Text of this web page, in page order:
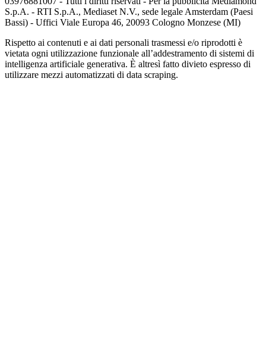
S.p.A. - RTI S.p.A., Mediaset N.V., sede legale Amsterdam (Paesi
Bassi) - Uffici Viale Europa 46, 20093 Cologno Monzese (MI)
Rispetto ai contenuti e ai dati personali trasmessi e/o riprodotti è
vietata ogni utilizzazione funzionale all’addestramento di sistemi di
intelligenza artificiale generativa. È altresì fatto divieto espresso di
utilizzare mezzi automatizzati di data scraping.